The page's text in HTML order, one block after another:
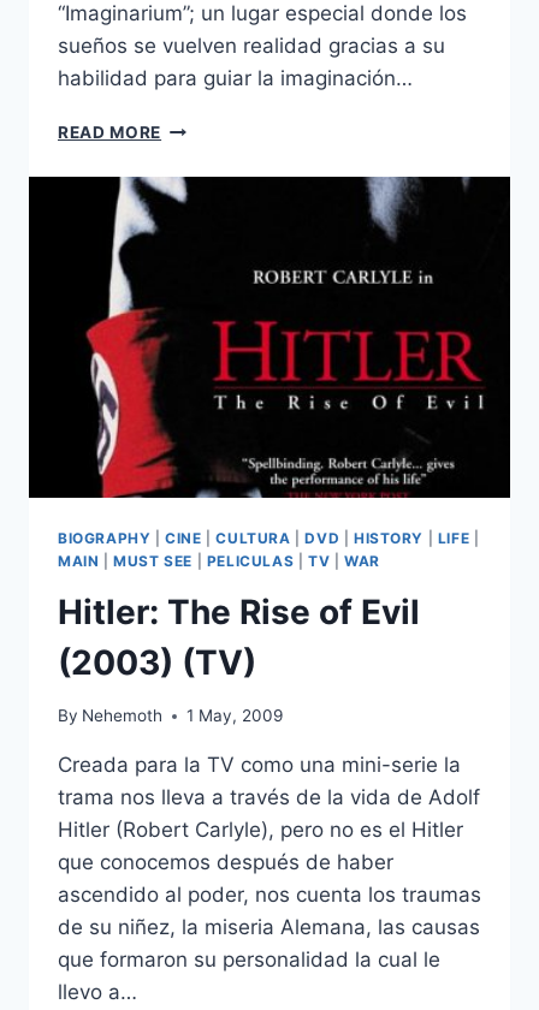
“Imaginarium”; un lugar especial donde los
sueños se vuelven realidad gracias a su
habilidad para guiar la imaginación…
READ MORE THE
OF
DOCTOR
BIOGRAPHY |CINE |CULTURA |DVD HISTORY LIFE
MAIN |MUST SEE PELICULAS TV WAR
Hitler: The Rise of Evil
(2003) (TV)
By Nehemoth 1 May, 2009
Creada para la TV como una mini-serie la
trama nos lleva a través de la vida de Adolf
Hitler (Robert Carlyle), pero no es el Hitler
que conocemos después de haber
ascendido al poder, nos cuenta los traumas
de su niñez, la miseria Alemana, las causas
que formaron su personalidad la cual le
llevo a…